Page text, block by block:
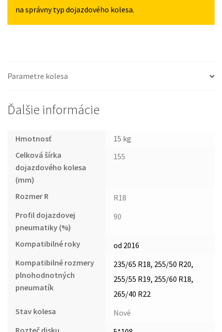
na správny typ dojazdového kolesa.
Parametre kolesa
Ďalšie informácie
Hmotnosť
15 kg
Celková šírka
dojazdového kolesa
(mm)
155
Rozmer R
R18
Profil dojazdovej
pneumatiky (%)
90
Kompatibilné roky
od 2016
Kompatibilné rozmery
plnohodnotných
pneumatík
235/65 R18, 255/50 R20,
255/55 R19, 255/60 R18,
265/40 R22
Stav kolesa
Nové
Rozteč disku